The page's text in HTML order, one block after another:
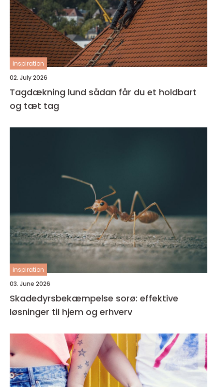
inspiration
02. July 2026
Tagdækning lund sådan får du et holdbart
og tæt tag
inspiration
03. June 2026
Skadedyrsbekæmpelse sorø: effektive
løsninger til hjem og erhverv